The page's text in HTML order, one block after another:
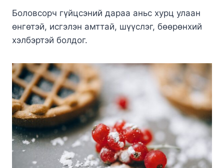
Боловсорч гүйцсэний дараа аньс хурц улаан
өнгөтэй, исгэлэн амттай, шүүслэг, бөөрөнхий
хэлбэртэй болдог.